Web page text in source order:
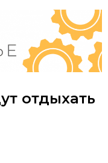
отдыхать